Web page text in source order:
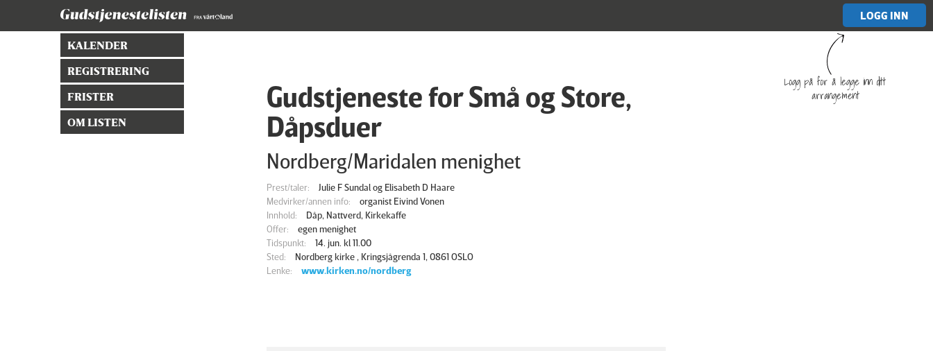
LOGG INN
Logg på for å legge inn ditt
arrangement
KALENDER
REGISTRERING
FRISTER
OM LISTEN
Gudstjeneste for Små og Store,
Dåpsduer
Nordberg/Maridalen menighet
Prest/taler:
Julie F Sundal og Elisabeth D Haare
Medvirker/annen info:
organist Eivind Vonen
Innhold:
Dåp, Nattverd, Kirkekaffe
Offer:
egen menighet
Tidspunkt:
14. jun. kl 11.00
Sted:
Nordberg kirke , Kringsjågrenda 1, 0861 OSLO
Lenke:
www.kirken.no/nordberg